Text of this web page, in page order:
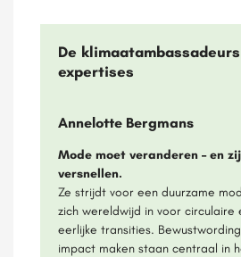
De
expertises
Annelotte Bergmans
Mode moet veranderen – en
versnellen.
Ze strijdt voor een duurzame
zich wereldwijd in voor circulaire
eerlijke transities.
impact maken staan centraal in